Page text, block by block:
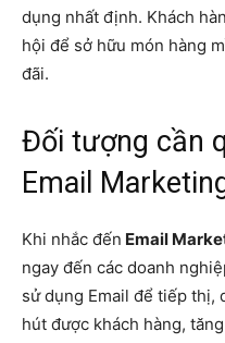
dụng nhất định. Khách
hội để sở hữu món hàng
đãi.
Đối tượng cần
Email
Khi nhắc đến Email
ngay đến các doanh
sử dụng Email để tiếp thị,
hút được khách hàng,